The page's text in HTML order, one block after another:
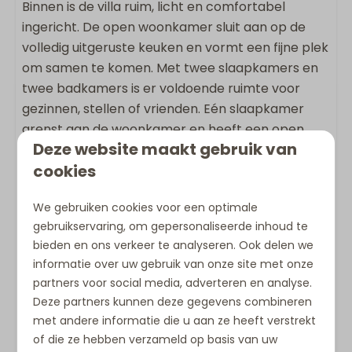
Ligging accommodatie
Panoramisch uitzicht
Rustig gelegen
Vrijstaande accommodatie op vakantiepark
Binnen is de villa ruim, licht en comfortabel
ingericht. De open woonkamer sluit aan op de
volledig uitgeruste keuken en vormt een fijne plek
om samen te komen. Met twee slaapkamers en
twee badkamers is er voldoende ruimte voor
gezinnen, stellen of vrienden. Eén slaapkamer
grenst aan de woonkamer en heeft een open
verbinding. Honden zijn welkom, waardoor
Beachfront ook een fijne keuze is voor een
De 4-persoons Villa Super VIP (127 m²)
beschikt over:
2 slaapkamers, waarvan één slaapkamer
grenst aan de woonkamer met een open
verbinding
2 badkamers met douche
Deze website maakt gebruik van
cookies
We gebruiken cookies voor een optimale
gebruikservaring, om gepersonaliseerde inhoud te
bieden en ons verkeer te analyseren. Ook delen we
informatie over uw gebruik van onze site met onze
partners voor social media, adverteren en analyse.
Deze partners kunnen deze gegevens combineren
met andere informatie die u aan ze heeft verstrekt
of die ze hebben verzameld op basis van uw